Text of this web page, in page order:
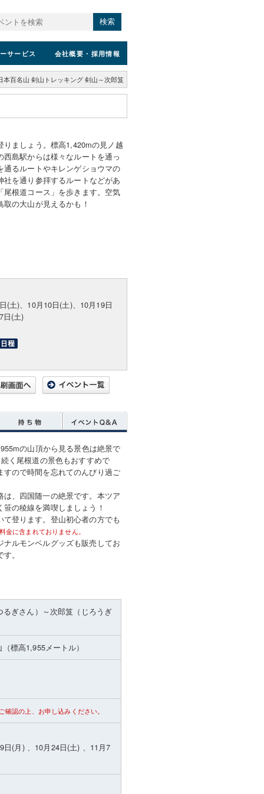
検索
サービス 会社概要 ・採用情報
本百名山 剣山トレッキング 剣山～次郎笈
ましょう。標高1,420mの見ノ越
島駅からは様々なルートを通っ
るルートやキレンゲショウマの
を通り参拝するルートなどがあ
尾根道コース」を歩きます。空気
の大山が見えるかも！
(土)、10月10日(土)、10月19日
日(土)
の山頂から見る景色は絶景で
く尾根道の景色もおすすめで
ので時間を忘れてのんびり過ご
、四国随一の絶景です。本ツア
の稜線を満喫しましょう！
登ります。登山初心者の方でも
金に含まれておりません。
ナルモンベルグッズも販売してお
。
ぎさん）～次郎笈（じろうぎ
（標高1,955メートル）
認の上、お申し込みください。
(月) 、10月24日(土) 、11月7